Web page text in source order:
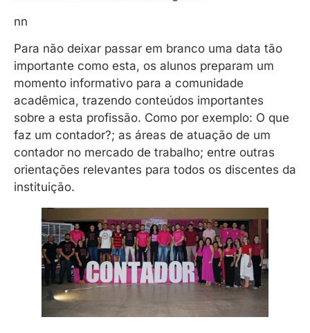
nn
Para não deixar passar em branco uma data tão
importante como esta, os alunos preparam um
momento informativo para a comunidade
acadêmica, trazendo conteúdos importantes
sobre a esta profissão. Como por exemplo: O que
faz um contador?; as áreas de atuação de um
contador no mercado de trabalho; entre outras
orientações relevantes para todos os discentes da
instituição.